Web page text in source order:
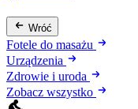
Wróć
Fotele do masażu
Urządzenia
Zdrowie i uroda
Zobacz wszystko